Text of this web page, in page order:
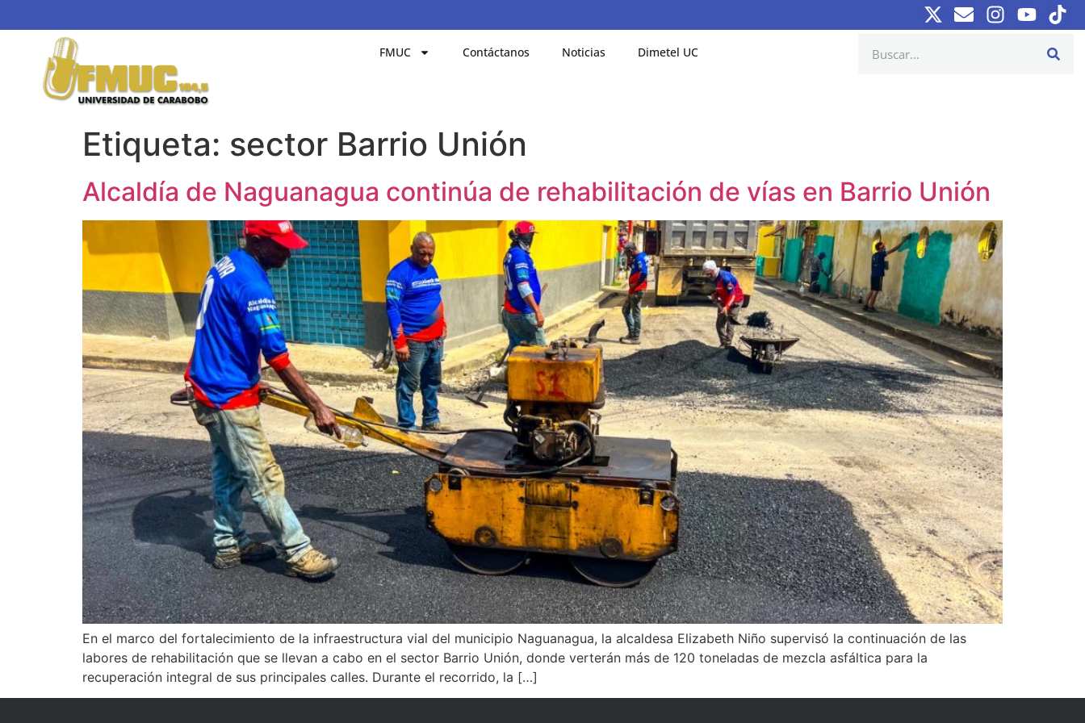
FMUC Contáctanos Noticias Dimetel UC
Etiqueta: sector Barrio Unión
Alcaldía de Naguanagua continúa de rehabilitación de vías en Barrio Unión
En el marco del fortalecimiento de la infraestructura vial del municipio Naguanagua, la alcaldesa Elizabeth Niño supervisó la continuación de las
labores de rehabilitación que se llevan a cabo en el sector Barrio Unión, donde verterán más de 120 toneladas de mezcla asfáltica para la
recuperación integral de sus principales calles. Durante el recorrido, la […]